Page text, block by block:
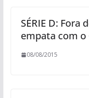
SÉRIE D: Fora
empata com o
08/08/2015